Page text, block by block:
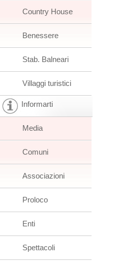
Country House
Benessere
Stab. Balneari
Villaggi turistici
Informarti
Media
Comuni
Associazioni
Proloco
Enti
Spettacoli